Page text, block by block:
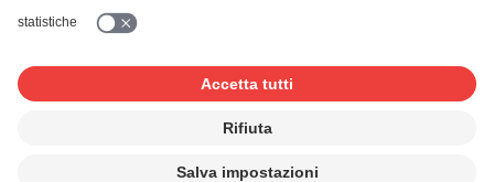
Blog
© 2026 SUISA